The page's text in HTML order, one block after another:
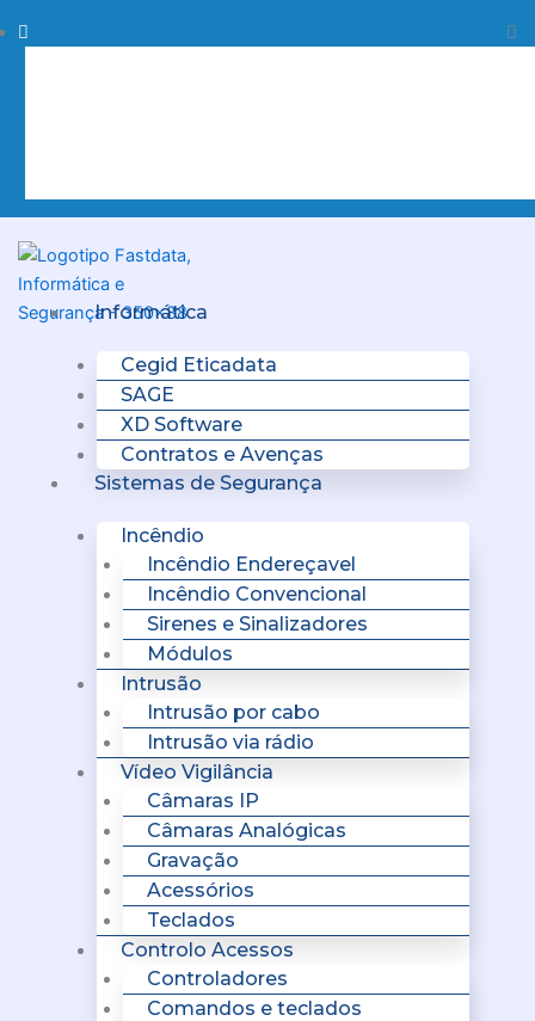
to
Procurar
Informática
Cegid Eticadata
SAGE
XD Software
Contratos e Avenças
Sistemas de Segurança
Incêndio
Incêndio Endereçavel
Incêndio Convencional
Sirenes e Sinalizadores
Módulos
Intrusão
Intrusão por cabo
Intrusão via rádio
Vídeo Vigilância
Câmaras IP
Câmaras Analógicas
Gravação
Acessórios
Teclados
Controlo Acessos
Controladores
Comandos e teclados
Menu